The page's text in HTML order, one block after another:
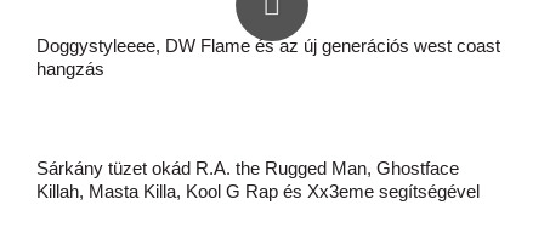
Doggystyleeee, DW Flame és az új generációs west coast
hangzás
Sárkány tüzet okád R.A. the Rugged Man, Ghostface
Killah, Masta Killa, Kool G Rap és Xx3eme segítségével